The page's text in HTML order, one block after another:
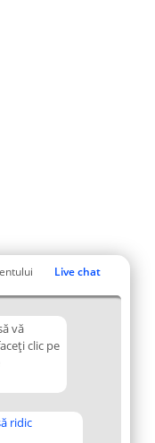
Live chat
vă
clic pe
ridic